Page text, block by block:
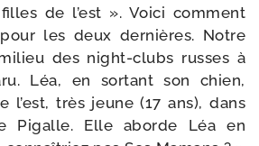
de l’est ». Voici com­ment
les deux der­nières. Notre
des night-​clubs russes à
Léa, en sor­tant son chien,
l’est, très jeune (17 ans), dans
Pigalle. Elle aborde Léa en